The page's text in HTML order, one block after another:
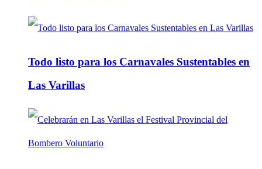
Todo listo para los Carnavales Sustentables en
Las Varillas